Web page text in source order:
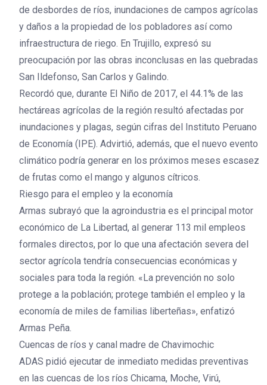
de desbordes de ríos, inundaciones de campos agrícolas
y daños a la propiedad de los pobladores así como
infraestructura de riego. En Trujillo, expresó su
preocupación por las obras inconclusas en las quebradas
San Ildefonso, San Carlos y Galindo.
Recordó que, durante El Niño de 2017, el 44.1% de las
hectáreas agrícolas de la región resultó afectadas por
inundaciones y plagas, según cifras del Instituto Peruano
de Economía (IPE). Advirtió, además, que el nuevo evento
climático podría generar en los próximos meses escasez
de frutas como el mango y algunos cítricos.
Riesgo para el empleo y la economía
Armas subrayó que la agroindustria es el principal motor
económico de La Libertad, al generar 113 mil empleos
formales directos, por lo que una afectación severa del
sector agrícola tendría consecuencias económicas y
sociales para toda la región. «La prevención no solo
protege a la población; protege también el empleo y la
economía de miles de familias liberteñas», enfatizó
Armas Peña.
Cuencas de ríos y canal madre de Chavimochic
ADAS pidió ejecutar de inmediato medidas preventivas
en las cuencas de los ríos Chicama, Moche, Virú,